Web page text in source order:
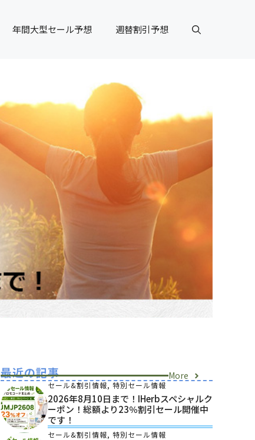
年間大型セール予想 週替割引予想
最近の記事 More
セール&割引情報, 特別セール情報
2026年8月10日まで！iHerbスペシャルク
ーポン！総額より23％割引セール開催中
です！
セール&割引情報, 特別セール情報